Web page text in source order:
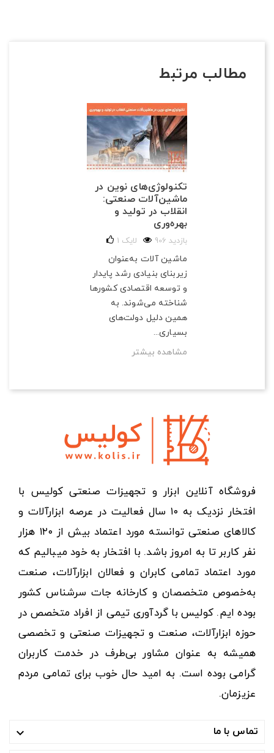
مطالب مرتبط
تکنولوژی‌های نوین در
ماشین‌آلات صنعتی:
انقلاب در تولید و
بهره‌وری
906 بازدید 1 لایک
ماشین آلات به‌عنوان
زیربنای بنیادی رشد پایدار
و توسعه اقتصادی کشورها
شناخته می‌شوند. به
همین دلیل دولت‌های
بسیاری...
مشاهده بیشتر
فروشگاه آنلاین ابزار و تجهیزات صنعتی کولیس با
افتخار نزدیک به ۱۰ سال فعالیت در عرصه ابزارآلات و
کالاهای صنعتی توانسته مورد اعتماد بیش از ۱۲۰ هزار
نفر کاربر تا به امروز باشد. با افتخار به خود میبالیم که
مورد اعتماد تمامی کابران و فعالان ابزارآلات، صنعت
به‌خصوص متخصصان و کارخانه جات سرشناس کشور
بوده ایم. کولیس با گردآوری تیمی از افراد متخصص در
حوزه ابزارآلات، صنعت و تجهیزات صنعتی و تخصصی
همیشه به عنوان مشاور بی‌طرف در خدمت کاربران
گرامی بوده است. به امید حال خوب برای تمامی مردم
عزیزمان.
تماس با ما 